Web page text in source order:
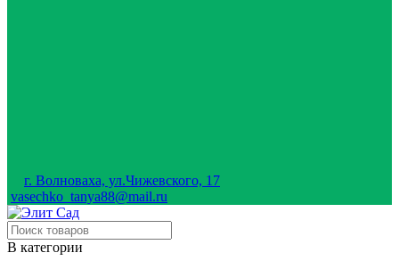
г. Волноваха, ул.Чижевского, 17
vasechko_tanya88@mail.ru
В категории